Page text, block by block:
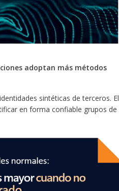
adoptan más métodos
sintéticas de terceros. El
en forma confiable grupos de